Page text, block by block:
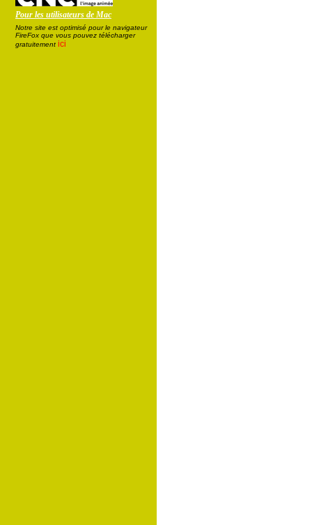
Pour les utilisateurs de Mac
Notre site est optimisé pour le navigateur
FireFox que vous pouvez télécharger
gratuitement ici